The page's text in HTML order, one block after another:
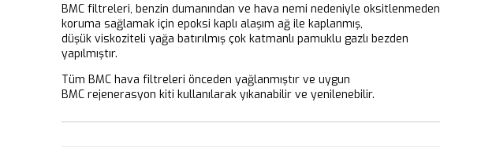
BMC filtreleri, benzin dumanından ve hava nemi nedeniyle oksitlenmeden
koruma sağlamak için epoksi kaplı alaşım ağ ile kaplanmış,
düşük viskoziteli yağa batırılmış çok katmanlı pamuklu gazlı bezden
yapılmıştır.
Tüm BMC hava filtreleri önceden yağlanmıştır ve uygun
BMC rejenerasyon kiti kullanılarak yıkanabilir ve yenilenebilir.